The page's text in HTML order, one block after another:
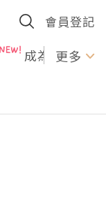
會員登記
成為U更多